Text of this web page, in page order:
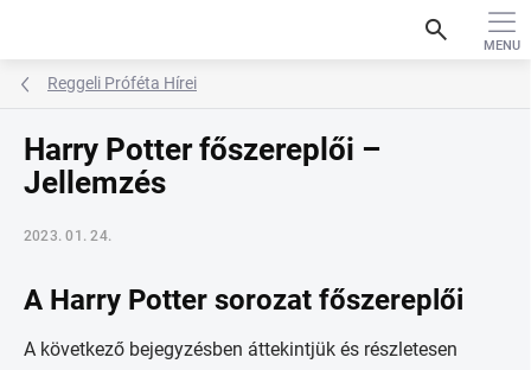
tartalomhoz
search
Reggeli Próféta Hírei
Harry Potter főszereplői –
Jellemzés
2023. 01. 24.
A Harry Potter sorozat főszereplői
A következő bejegyzésben áttekintjük és részletesen